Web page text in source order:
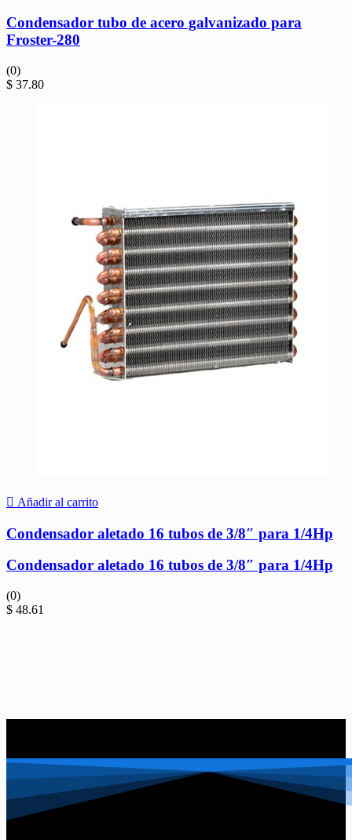
Condensador tubo de acero galvanizado para
Froster-280
(0)
$ 37.80
Añadir al carrito
Condensador aletado 16 tubos de 3/8″ para 1/4Hp
Condensador aletado 16 tubos de 3/8″ para 1/4Hp
(0)
$ 48.61